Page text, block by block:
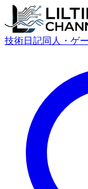
技術日記同人・ゲ